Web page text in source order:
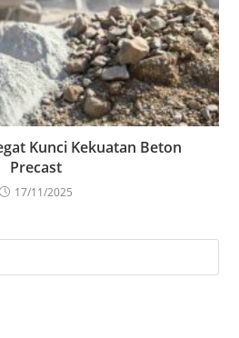
Kunci Kekuatan Beton
Precast
17/11/2025